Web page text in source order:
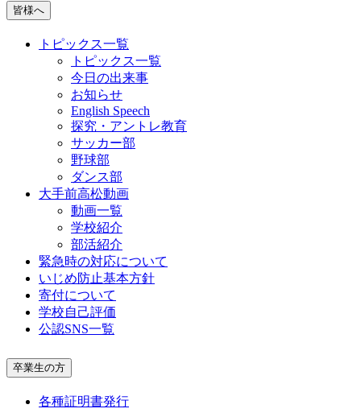
皆様へ
トピックス一覧
トピックス一覧
今日の出来事
お知らせ
English Speech
探究・アントレ教育
サッカー部
野球部
ダンス部
大手前高松動画
動画一覧
学校紹介
部活紹介
緊急時の対応について
いじめ防止基本方針
寄付について
学校自己評価
公認SNS一覧
卒業生の方
各種証明書発行